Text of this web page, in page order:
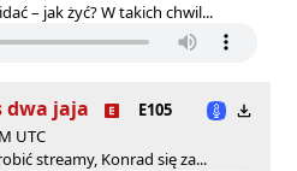
– jak żyć? W takich chwil...
dwa jaja
E105
UTC
streamy, Konrad się za...